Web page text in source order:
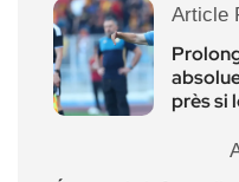
Article
près si